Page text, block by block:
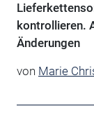
kontrollieren.
Änderungen
von Marie